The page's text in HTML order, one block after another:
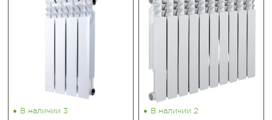
• В наличии 3 • В наличии 2